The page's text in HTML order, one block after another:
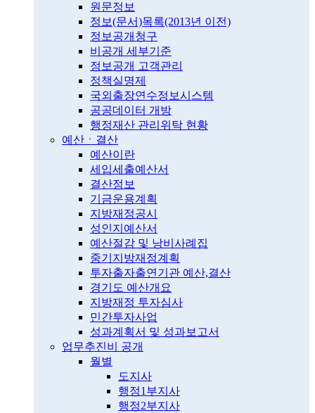
원문정보
정보(문서)목록(2013년 이전)
정보공개청구
비공개 세부기준
정보공개 고객관리
정책실명제
국외출장연수정보시스템
공공데이터 개방
행정재산 관리위탁 현황
예산ㆍ결산
예산이란
세입세출예산서
결산정보
기금운용계획
지방재정공시
성인지예산서
예산절감 및 낭비사례집
중기지방재정계획
투자출자출연기관 예산,결산
경기도 예산개요
지방재정 투자심사
민간투자사업
성과계획서 및 성과보고서
업무추진비 공개
월별
도지사
행정1부지사
행정2부지사